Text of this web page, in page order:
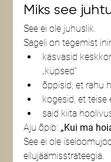
Miks see
See ei ole juhuslik.
Sageli on tegemist
kasvasid
„küpsed”
õppisid, et rahu
kogesid, et
said kiita
Aju õpib: „Kui ma
See ei ole
ellujäämisstrateegia.